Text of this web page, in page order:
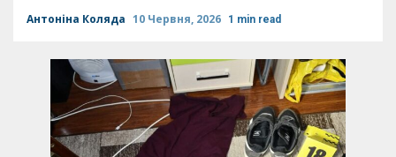
Антоніна Коляда 10 Червня, 2026 1 min read